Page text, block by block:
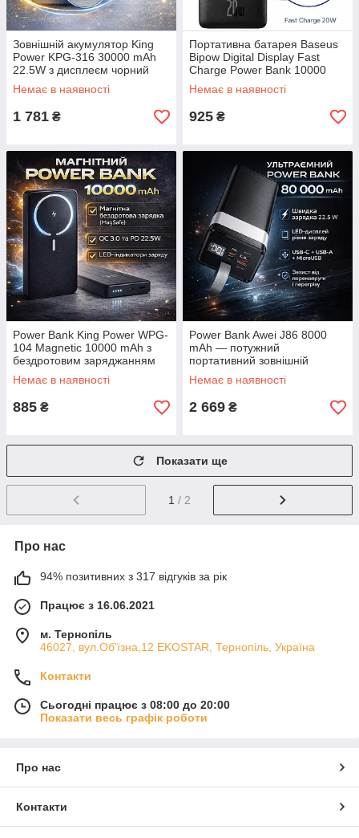
Зовнішній акумулятор King
Power KPG-316 30000 mAh
22.5W з дисплеєм чорний
ЕКОБОКС
Немає в наявності
1 781 ₴
Портативна батарея Baseus
Bipow Digital Display Fast
Charge Power Bank 10000
mAh 20W ЕКОБОКС
Немає в наявності
925 ₴
Power Bank King Power WPG-
104 Magnetic 10000 mAh з
бездротовим заряджанням
MagSafe і швидким
заряджанням QC 3.0/PD
Немає в наявності
885 ₴
Power Bank Awei J86 8000
mAh — потужний
портативний зовнішній
акумулятор зі швидким
заряджанням ЕКОБОКС
Немає в наявності
2 669 ₴
Показати ще
1 / 2
Про нас
94% позитивних з 317 відгуків за рік
Працює з 16.06.2021
м. Тернопіль
46027, вул.Об'їзна,12 EKOSTAR, Тернопіль, Україна
Контакти
Сьогодні працює з 08:00 до 20:00
Показати весь графік роботи
Про нас
Контакти